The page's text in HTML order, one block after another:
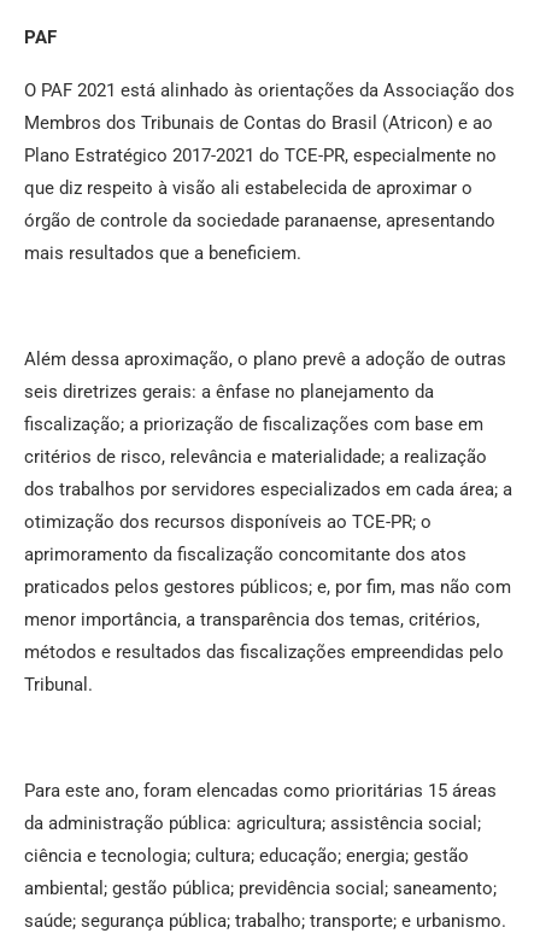
PAF
O PAF 2021 está alinhado às orientações da Associação dos
Membros dos Tribunais de Contas do Brasil (Atricon) e ao
Plano Estratégico 2017-2021 do TCE-PR, especialmente no
que diz respeito à visão ali estabelecida de aproximar o
órgão de controle da sociedade paranaense, apresentando
mais resultados que a beneficiem.
Além dessa aproximação, o plano prevê a adoção de outras
seis diretrizes gerais: a ênfase no planejamento da
fiscalização; a priorização de fiscalizações com base em
critérios de risco, relevância e materialidade; a realização
dos trabalhos por servidores especializados em cada área; a
otimização dos recursos disponíveis ao TCE-PR; o
aprimoramento da fiscalização concomitante dos atos
praticados pelos gestores públicos; e, por fim, mas não com
menor importância, a transparência dos temas, critérios,
métodos e resultados das fiscalizações empreendidas pelo
Tribunal.
Para este ano, foram elencadas como prioritárias 15 áreas
da administração pública: agricultura; assistência social;
ciência e tecnologia; cultura; educação; energia; gestão
ambiental; gestão pública; previdência social; saneamento;
saúde; segurança pública; trabalho; transporte; e urbanismo.